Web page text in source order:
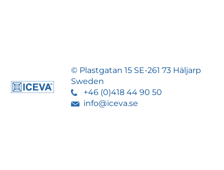
© Plastgatan 15 SE-261 73 Häljarp
Sweden
+46 (0)418 44 90 50
info@iceva.se